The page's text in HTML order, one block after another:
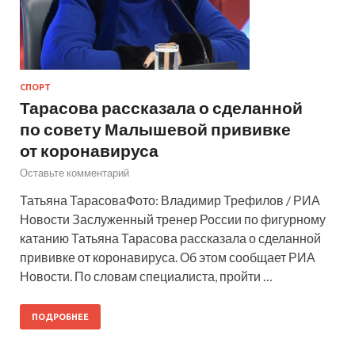
СПОРТ
Тарасова рассказала о сделанной
по совету Малышевой прививке
от коронавируса
Оставьте комментарий
Татьяна ТарасоваФото: Владимир Трефилов / РИА
Новости Заслуженный тренер России по фигурному
катанию Татьяна Тарасова рассказала о сделанной
прививке от коронавируса. Об этом сообщает РИА
Новости. По словам специалиста, пройти …
ПОДРОБНЕЕ